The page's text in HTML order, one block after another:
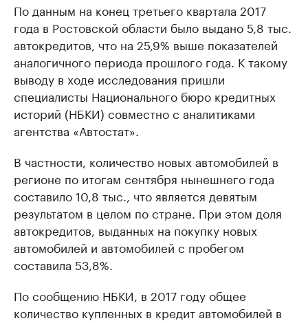
По данным на конец третьего квартала 2017
года в Ростовской области было выдано 5,8 тыс.
автокредитов, что на 25,9% выше показателей
аналогичного периода прошлого года. К такому
выводу в ходе исследования пришли
специалисты Национального бюро кредитных
историй (НБКИ) совместно с аналитиками
агентства «Автостат».
В частности, количество новых автомобилей в
регионе по итогам сентября нынешнего года
составило 10,8 тыс., что является девятым
результатом в целом по стране. При этом доля
автокредитов, выданных на покупку новых
автомобилей и автомобилей с пробегом
составила 53,8%.
По сообщению НБКИ, в 2017 году общее
количество купленных в кредит автомобилей в